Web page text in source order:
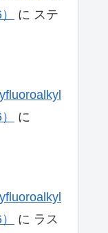
に ステ
に
に ラス